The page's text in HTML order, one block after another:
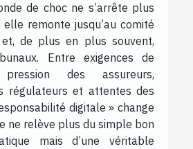
de choc ne s’arrête plus
elle remonte jusqu’au comité
de plus en plus souvent,
Entre exigences de
pression des assureurs,
régulateurs et attentes des
digitale » change
ne relève plus du simple bon
mais d’une véritable